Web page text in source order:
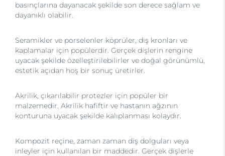
basınçlarına dayanacak şekilde son derece sağlam ve
dayanıklı olabilir.
Seramikler ve porselenler köprüler, diş kronları ve
kaplamalar için popülerdir. Gerçek dişlerin rengine
uyacak şekilde özelleştirilebilirler ve doğal görünümlü,
estetik açıdan hoş bir sonuç üretirler.
Akrilik, çıkarılabilir protezler için popüler bir
malzemedir. Akrilik hafiftir ve hastanın ağzının
konturuna uyacak şekilde kalıplanması kolaydır.
Kompozit reçine, zaman zaman diş dolguları veya
inleyler için kullanılan bir maddedir. Gerçek dişlerle